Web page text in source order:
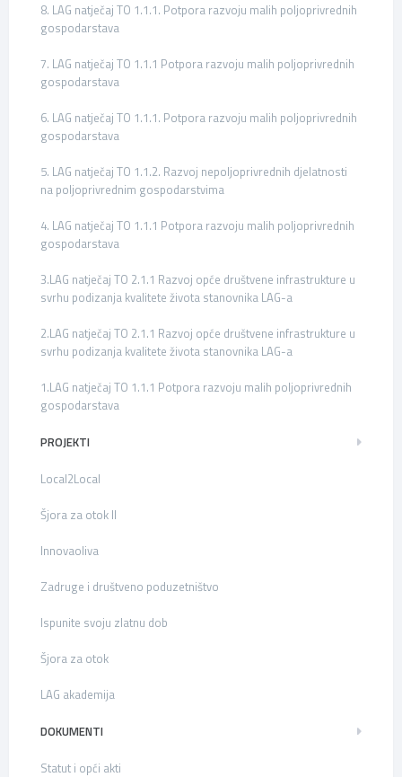
8. LAG natječaj TO 1.1.1. Potpora razvoju malih poljoprivrednih
gospodarstava
7. LAG natječaj TO 1.1.1 Potpora razvoju malih poljoprivrednih
gospodarstava
6. LAG natječaj TO 1.1.1. Potpora razvoju malih poljoprivrednih
gospodarstava
5. LAG natječaj TO 1.1.2. Razvoj nepoljoprivrednih djelatnosti
na poljoprivrednim gospodarstvima
4. LAG natječaj TO 1.1.1 Potpora razvoju malih poljoprivrednih
gospodarstava
3.LAG natječaj TO 2.1.1 Razvoj opće društvene infrastrukture u
svrhu podizanja kvalitete života stanovnika LAG-a
2.LAG natječaj TO 2.1.1 Razvoj opće društvene infrastrukture u
svrhu podizanja kvalitete života stanovnika LAG-a
1.LAG natječaj TO 1.1.1 Potpora razvoju malih poljoprivrednih
gospodarstava
PROJEKTI
Local2Local
Šjora za otok II
Innovaoliva
Zadruge i društveno poduzetništvo
Ispunite svoju zlatnu dob
Šjora za otok
LAG akademija
DOKUMENTI
Statut i opći akti